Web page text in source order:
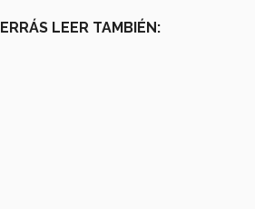
LEER TAMBIÉN: